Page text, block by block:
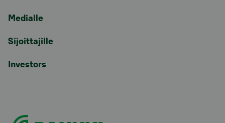
Medialle
Sijoittajille
Investors